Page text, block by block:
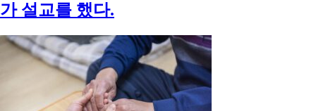
가 설교를 했다.